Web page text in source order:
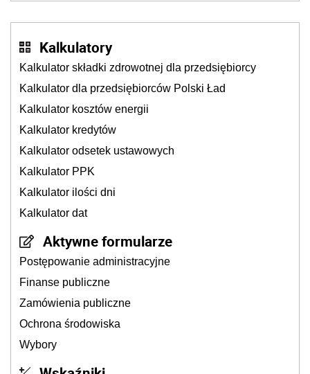
Kalkulatory
Kalkulator składki zdrowotnej dla przedsiębiorcy
Kalkulator dla przedsiębiorców Polski Ład
Kalkulator kosztów energii
Kalkulator kredytów
Kalkulator odsetek ustawowych
Kalkulator PPK
Kalkulator ilości dni
Kalkulator dat
Aktywne formularze
Postępowanie administracyjne
Finanse publiczne
Zamówienia publiczne
Ochrona środowiska
Wybory